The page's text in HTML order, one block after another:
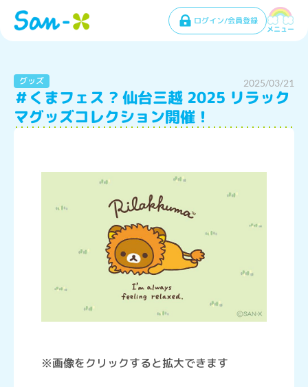
ログイン/会員登録
メニュー
グッズ 2025/03/21
＃くまフェス ? 仙台三越 2025 リラック
マグッズコレクション開催！
※画像をクリックすると拡大できます